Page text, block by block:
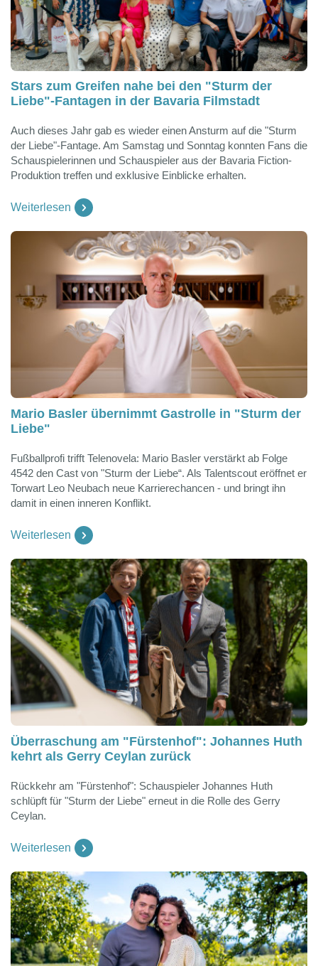
Stars zum Greifen nahe bei den "Sturm der
Liebe"-Fantagen in der Bavaria Filmstadt
Auch dieses Jahr gab es wieder einen Ansturm auf die "Sturm
der Liebe"-Fantage. Am Samstag und Sonntag konnten Fans die
Schauspielerinnen und Schauspieler aus der Bavaria Fiction-
Produktion treffen und exklusive Einblicke erhalten.
Weiterlesen
Mario Basler übernimmt Gastrolle in "Sturm der
Liebe"
Fußballprofi trifft Telenovela: Mario Basler verstärkt ab Folge
4542 den Cast von "Sturm der Liebe“. Als Talentscout eröffnet er
Torwart Leo Neubach neue Karrierechancen - und bringt ihn
damit in einen inneren Konflikt.
Weiterlesen
Überraschung am "Fürstenhof": Johannes Huth
kehrt als Gerry Ceylan zurück
Rückkehr am "Fürstenhof": Schauspieler Johannes Huth
schlüpft für "Sturm der Liebe" erneut in die Rolle des Gerry
Ceylan.
Weiterlesen